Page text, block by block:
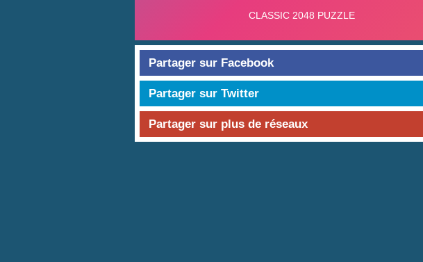
Partager sur Facebook
Partager sur Twitter
Partager sur plus de réseaux